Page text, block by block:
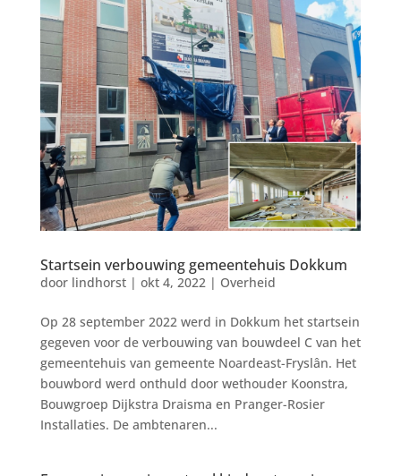
Startsein verbouwing gemeentehuis Dokkum
door lindhorst| okt 4, 2022 | Overheid
Op 28 september 2022 werd in Dokkum het startsein
gegeven voor de verbouwing van bouwdeel C van het
gemeentehuis van gemeente Noardeast-Fryslân. Het
bouwbord werd onthuld door wethouder Koonstra,
Bouwgroep Dijkstra Draisma en Pranger-Rosier
Installaties. De ambtenaren...